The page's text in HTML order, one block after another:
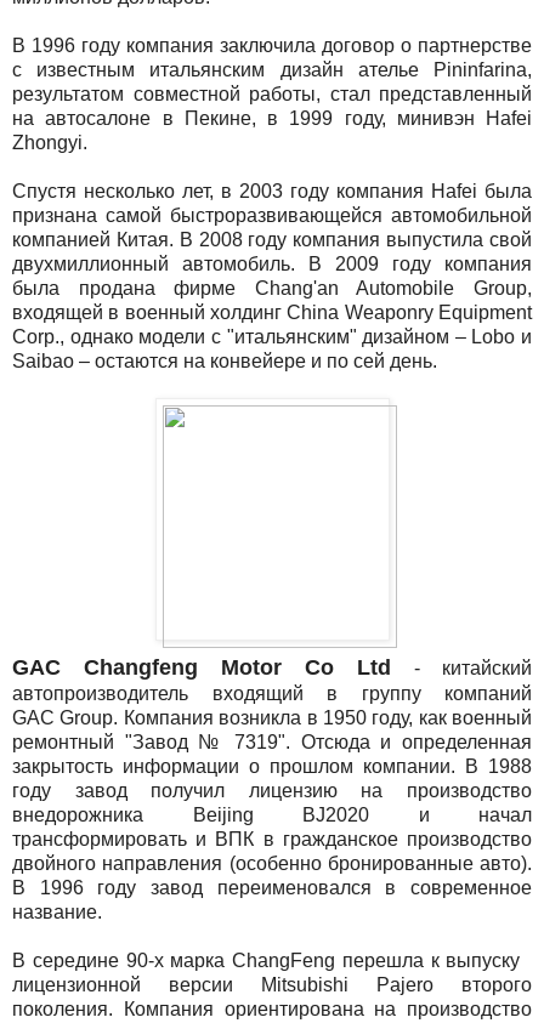
В 1996 году компания заключила договор о партнерстве
с известным итальянским дизайн ателье Pininfarina,
результатом совместной работы, стал представленный
на автосалоне в Пекине, в 1999 году, минивэн Hafei
Zhongyi.
Спустя несколько лет, в 2003 году компания Hafei была
признана самой быстроразвивающейся автомобильной
компанией Китая. В 2008 году компания выпустила свой
двухмиллионный автомобиль. В 2009 году компания
была продана фирме Chang'an Automobile Group,
входящей в военный холдинг China Weaponry Equipment
Corp., однако модели с "итальянским" дизайном – Lobo и
Saibao – остаются на конвейере и по сей день.
GAC Changfeng Motor Co Ltd - китайский
автопроизводитель входящий в группу компаний
GAC Group. Компания возникла в 1950 году, как военный
ремонтный "Завод № 7319". Отсюда и определенная
закрытость информации о прошлом компании. В 1988
году завод получил лицензию на производство
внедорожника Beijing BJ2020 и начал
трансформировать и ВПК в гражданское производство
двойного направления (особенно бронированные авто).
В 1996 году завод переименовался в современное
название.
В середине 90-х марка ChangFeng перешла к выпуску
лицензионной версии Mitsubishi Pajero второго
поколения. Компания ориентирована на производство